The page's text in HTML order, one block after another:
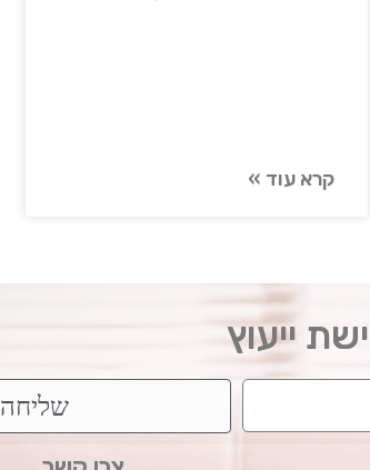
קרא עוד »
ייעוץ
שליחה